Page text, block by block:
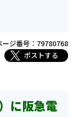
ージ番号：79780768
ポストする
に阪急電